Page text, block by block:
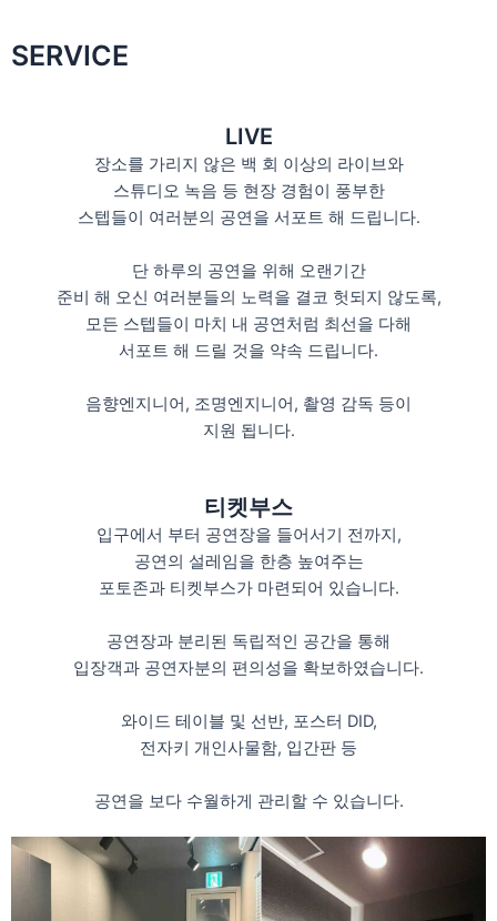
SERVICE
LIVE
장소를 가리지 않은 백 회 이상의 라이브와
스튜디오 녹음 등 현장 경험이 풍부한
스텝들이 여러분의 공연을 서포트 해 드립니다.
단 하루의 공연을 위해 오랜기간
준비 해 오신 여러분들의 노력을 결코 헛되지 않도록,
모든 스텝들이 마치 내 공연처럼 최선을 다해
서포트 해 드릴 것을 약속 드립니다.
음향엔지니어, 조명엔지니어, 촬영 감독 등이
지원 됩니다.
티켓부스
입구에서 부터 공연장을 들어서기 전까지,
공연의 설레임을 한층 높여주는
포토존과 티켓부스가 마련되어 있습니다.
공연장과 분리된 독립적인 공간을 통해
입장객과 공연자분의 편의성을 확보하였습니다.
와이드 테이블 및 선반, 포스터 DID,
전자키 개인사물함, 입간판 등
공연을 보다 수월하게 관리할 수 있습니다.